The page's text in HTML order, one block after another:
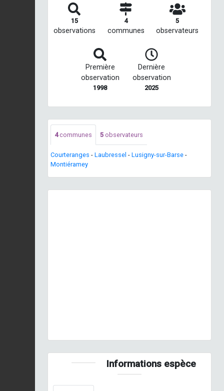
15
observations
4
communes
5
observateurs
Première
observation
1998
Dernière
observation
2025
4communes 5 observateurs
Courteranges - Laubressel - Lusigny-sur-Barse -
Montiéramey
Informations espèce